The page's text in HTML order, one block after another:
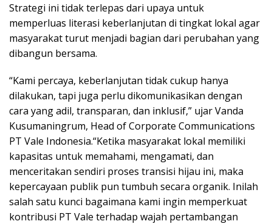
Strategi ini tidak terlepas dari upaya untuk
memperluas literasi keberlanjutan di tingkat lokal agar
masyarakat turut menjadi bagian dari perubahan yang
dibangun bersama.
“Kami percaya, keberlanjutan tidak cukup hanya
dilakukan, tapi juga perlu dikomunikasikan dengan
cara yang adil, transparan, dan inklusif,” ujar Vanda
Kusumaningrum, Head of Corporate Communications
PT Vale Indonesia.“Ketika masyarakat lokal memiliki
kapasitas untuk memahami, mengamati, dan
menceritakan sendiri proses transisi hijau ini, maka
kepercayaan publik pun tumbuh secara organik. Inilah
salah satu kunci bagaimana kami ingin memperkuat
kontribusi PT Vale terhadap wajah pertambangan